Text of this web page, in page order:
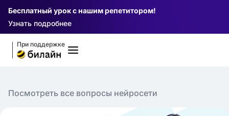
Бесплатный урок с нашим репетитором!
Узнать подробнее
При поддержке
Посмотреть все вопросы нейросети